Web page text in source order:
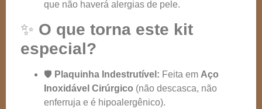
que não haverá alergias de pele.
✨ O que torna este kit
especial?
🛡️ Plaquinha Indestrutível: Feita em Aço
Inoxidável Cirúrgico (não descasca, não
enferruja e é hipoalergênico).